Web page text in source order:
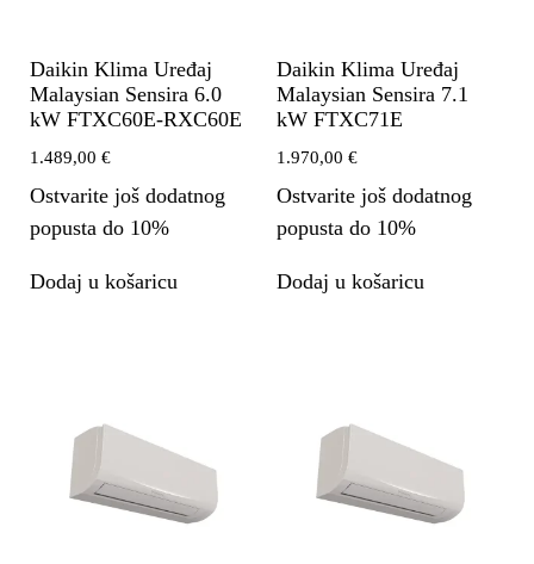
Daikin Klima Uređaj
Malaysian Sensira 6.0
kW FTXC60E-RXC60E
1.489,00 €
Ostvarite još dodatnog
popusta do 10%
Dodaj u košaricu
Daikin Klima Uređaj
Malaysian Sensira 7.1
kW FTXC71E
1.970,00 €
Ostvarite još dodatnog
popusta do 10%
Dodaj u košaricu